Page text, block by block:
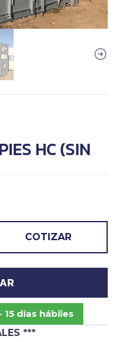
HC (SIN
COTIZAR
15 días hábiles
***